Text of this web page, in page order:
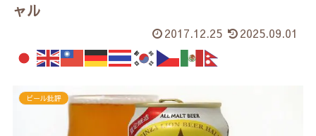
ャル
2017.12.25 2025.09.01
ビール批評